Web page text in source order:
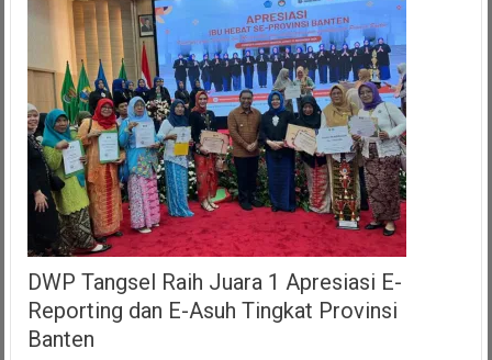
Klarifikasi
Lomba
Kelurahan
Tingkat
DKI
Jakarta
DWP Tangsel Raih Juara 1 Apresiasi E-
Reporting dan E-Asuh Tingkat Provinsi
Banten